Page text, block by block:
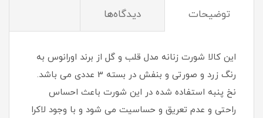
توضیحات دیدگاه‌ها
این کالا شورت زنانه مدل قلب و گل از برند اورانوس به
رنگ زرد و صورتی و بنفش در بسته 3 عددی می باشد.
نخ پنبه استفاده شده در این شورت باعث احساس
راحتی و عدم تعریق و حساسیت می شود و با وجود لاکرا